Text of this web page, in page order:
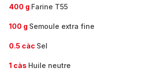
400 g Farine T55
100 g Semoule extra fine
0.5 càc Sel
1 càs Huile neutre